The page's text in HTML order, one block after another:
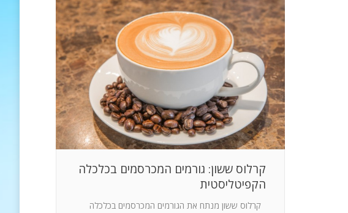
קרלוס ששון: גורמים המכרסמים בכלכלה
הקפיטליסטית
קרלוס ששון מנתח את הגורמים המכרסמים בכלכלה